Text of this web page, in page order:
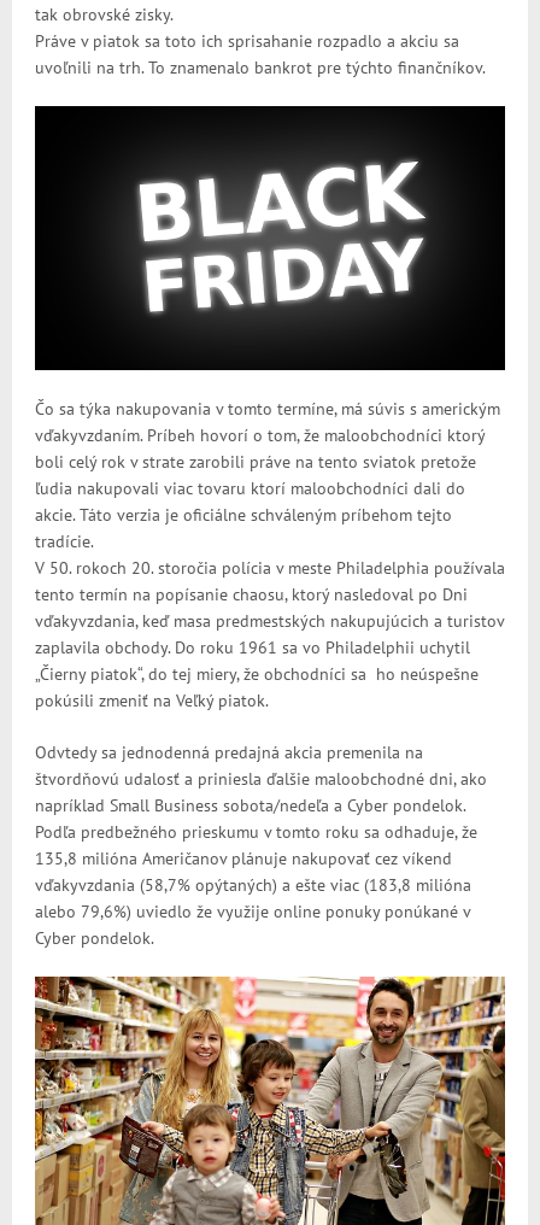
tak obrovské zisky.
Práve v piatok sa toto ich sprisahanie rozpadlo a akciu sa
uvoľnili na trh. To znamenalo bankrot pre týchto finančníkov.
Čo sa týka nakupovania v tomto termíne, má súvis s americkým
vďakyvzdaním. Príbeh hovorí o tom, že maloobchodníci ktorý
boli celý rok v strate zarobili práve na tento sviatok pretože
ľudia nakupovali viac tovaru ktorí maloobchodníci dali do
akcie. Táto verzia je oficiálne schváleným príbehom tejto
tradície.
V 50. rokoch 20. storočia polícia v meste Philadelphia používala
tento termín na popísanie chaosu, ktorý nasledoval po Dni
vďakyvzdania, keď masa predmestských nakupujúcich a turistov
zaplavila obchody. Do roku 1961 sa vo Philadelphii uchytil
„Čierny piatok“, do tej miery, že obchodníci sa ho neúspešne
pokúsili zmeniť na Veľký piatok.
Odvtedy sa jednodenná predajná akcia premenila na
štvordňovú udalosť a priniesla ďalšie maloobchodné dni, ako
napríklad Small Business sobota/nedeľa a Cyber ​​pondelok.
Podľa predbežného prieskumu v tomto roku sa odhaduje, že
135,8 milióna Američanov plánuje nakupovať cez víkend
vďakyvzdania (58,7% opýtaných) a ešte viac (183,8 milióna
alebo 79,6%) uviedlo že využije online ponuky ponúkané v
Cyber ​​pondelok.